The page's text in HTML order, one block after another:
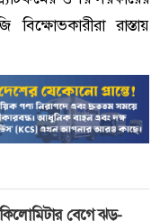
বিক্ষোভকারীরা রাস্তায়
বেগে ঝড়-